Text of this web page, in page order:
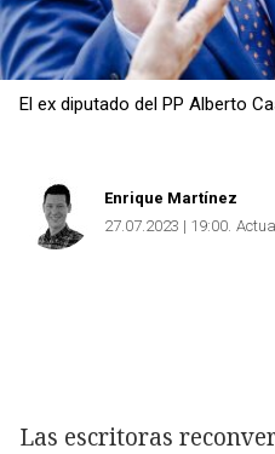
El ex diputado del PP Alberto
Enrique Martínez
27.07.2023 | 19:00
Las escritoras